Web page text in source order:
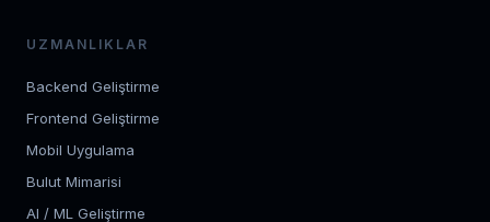
UZMANLIKLAR
Backend Geliştirme
Frontend Geliştirme
Mobil Uygulama
Bulut Mimarisi
AI / ML Geliştirme